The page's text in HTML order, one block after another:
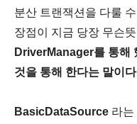
분산 트랜잭션을 다룰
장점이 지금 당장 무슨
DriverManager를 통해
것을 통해 한다는 말이
BasicDataSource 라는